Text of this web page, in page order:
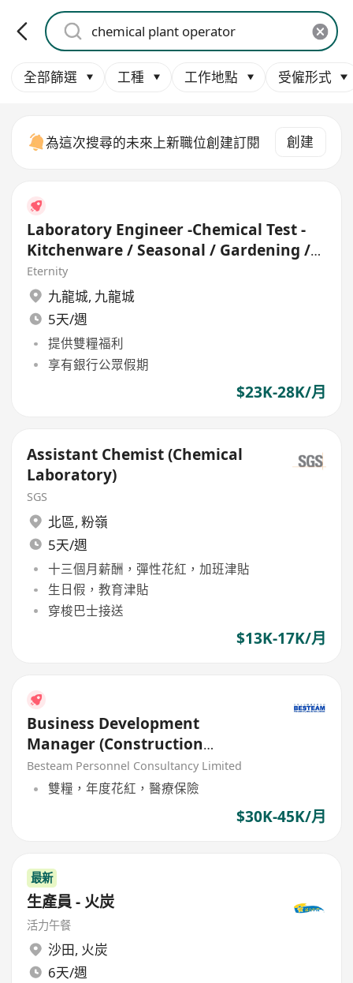
全部篩選 工種 工作地點 受僱形式
為這次搜尋的未來上新職位創建訂閱 創建
Laboratory Engineer -Chemical Test -
Kitchenware / Seasonal / Gardening /
Gift
Eternity
九龍城, 九龍城
5天/週
提供雙糧福利
享有銀行公眾假期
$23K-28K/月
Assistant Chemist (Chemical
Laboratory)
SGS
北區, 粉嶺
5天/週
十三個月薪酬，彈性花紅，加班津貼
生日假，教育津貼
穿梭巴士接送
$13K-17K/月
Business Development
Manager (Construction
Chemical Product) 30K - 40K
Besteam Personnel Consultancy Limited
雙糧，年度花紅，醫療保險
$30K-45K/月
最新
生產員 - 火炭
活力午餐
沙田, 火炭
6天/週